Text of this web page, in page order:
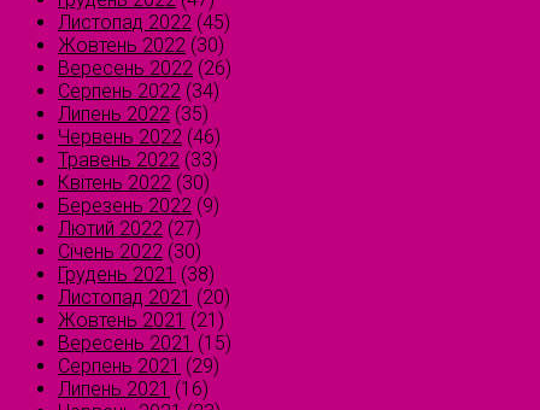
Листопад 2022 (45)
Жовтень 2022 (30)
Вересень 2022 (26)
Серпень 2022 (34)
Липень 2022 (35)
Червень 2022 (46)
Травень 2022 (33)
Квітень 2022 (30)
Березень 2022 (9)
Лютий 2022 (27)
Січень 2022 (30)
Грудень 2021 (38)
Листопад 2021 (20)
Жовтень 2021 (21)
Вересень 2021 (15)
Серпень 2021 (29)
Липень 2021 (16)